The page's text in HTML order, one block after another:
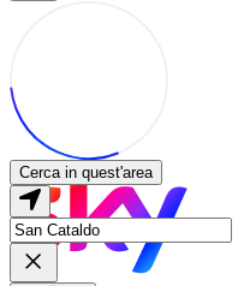
Cerca in quest'area